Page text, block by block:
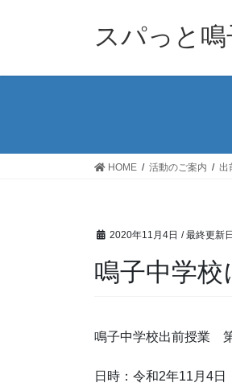
スパっと
HOME 活動のご案内 出
2020年11月4日 / 最終更新
鳴子中学
鳴子中学校出前授業
日時：令和2年11月4日